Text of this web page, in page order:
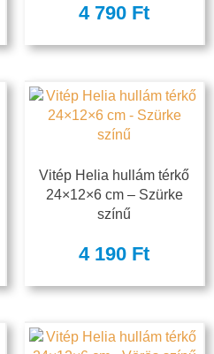
4 790 Ft
Vitép Helia hullám térkő
24×12×6 cm – Szürke
színű
4 190 Ft